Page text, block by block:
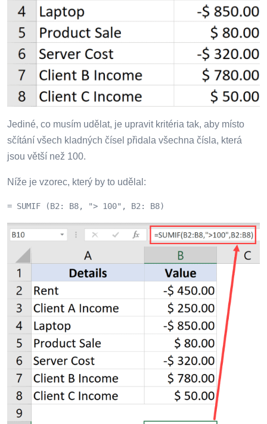
Jediné, co musím udělat, je upravit kritéria tak, aby místo
sčítání všech kladných čísel přidala všechna čísla, která
jsou větší než 100.
Níže je vzorec, který by to udělal:
= SUMIF (B2: B8, "> 100", B2: B8)